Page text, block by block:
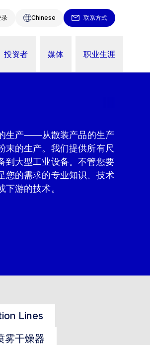
录 Chinese 联系方式
投资者 媒体 职业生涯
生产——从散装产品的生产
末的生产。我们提供所有尺
到大型工业设备。不管您要
您的需求的专业知识、技术
游的技术。
Lines
雾干燥器